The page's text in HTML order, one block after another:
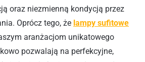
oraz niezmienną kondycją przez
Oprócz tego, że lampy sufitowe
aranżacjom unikatowego
pozwalają na perfekcyjne,